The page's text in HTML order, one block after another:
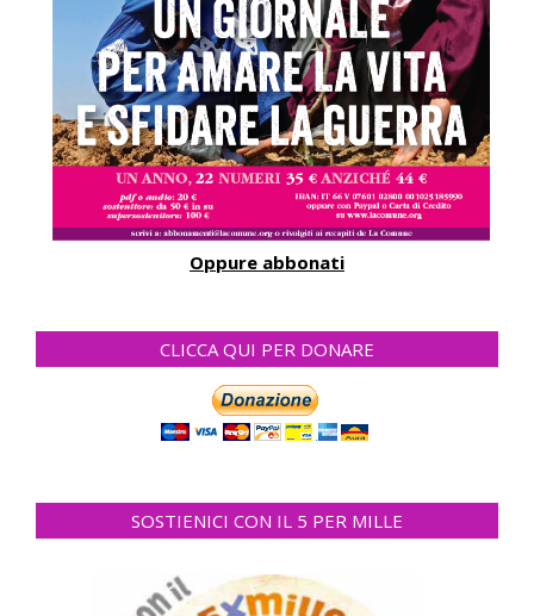
Oppure abbonati
CLICCA QUI PER DONARE
SOSTIENICI CON IL 5 PER MILLE